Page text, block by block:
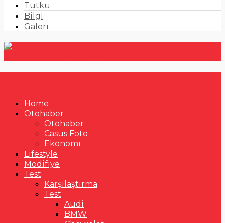
Tutku
Bilgi
Galeri
Home
Otohaber
Otohaber
Casus Foto
Ekonomi
Lifestyle
Modifiye
Test
Karşılaştırma
Test
Audi
BMW